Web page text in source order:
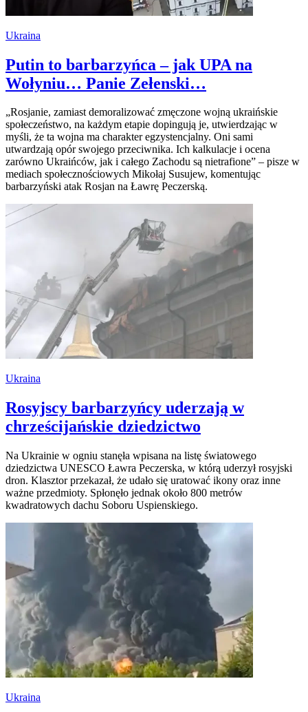
Ukraina
Putin to barbarzyńca – jak UPA na
Wołyniu… Panie Zełenski…
„Rosjanie, zamiast demoralizować zmęczone wojną ukraińskie
społeczeństwo, na każdym etapie dopingują je, utwierdzając w
myśli, że ta wojna ma charakter egzystencjalny. Oni sami
utwardzają opór swojego przeciwnika. Ich kalkulacje i ocena
zarówno Ukraińców, jak i całego Zachodu są nietrafione” – pisze w
mediach społecznościowych Mikołaj Susujew, komentując
barbarzyński atak Rosjan na Ławrę Peczerską.
Ukraina
Rosyjscy barbarzyńcy uderzają w
chrześcijańskie dziedzictwo
Na Ukrainie w ogniu stanęła wpisana na listę światowego
dziedzictwa UNESCO Ławra Peczerska, w którą uderzył rosyjski
dron. Klasztor przekazał, że udało się uratować ikony oraz inne
ważne przedmioty. Spłonęło jednak około 800 metrów
kwadratowych dachu Soboru Uspienskiego.
Ukraina